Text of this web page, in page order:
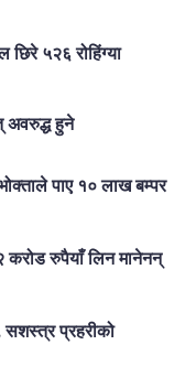
छिरे ५२६ रोहिंग्या
अवरुद्ध हुने
पाए १० लाख बम्पर
करोड रुपैयाँ लिन मानेनन्
सशस्त्र प्रहरीको